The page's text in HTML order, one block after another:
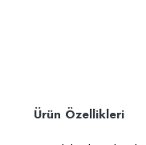
Ürün Özellikleri